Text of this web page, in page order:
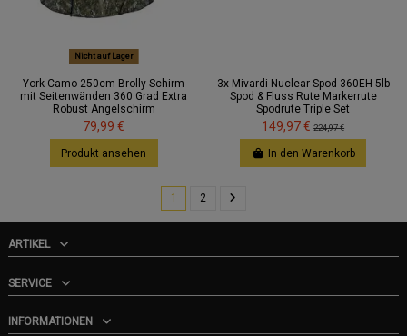
Nicht auf Lager
York Camo 250cm Brolly Schirm
mit Seitenwänden 360 Grad Extra
Robust Angelschirm
79,99 €
Produkt ansehen
3x Mivardi Nuclear Spod 360EH 5lb
Spod & Fluss Rute Markerrute
Spodrute Triple Set
149,97 €224,97 €
In den Warenkorb
1 2
ARTIKEL
SERVICE
INFORMATIONEN